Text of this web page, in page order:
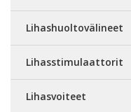
Lihashuoltovälineet
Lihasstimulaattorit
Lihasvoiteet